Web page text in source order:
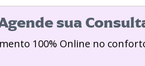
sua
100% Online no